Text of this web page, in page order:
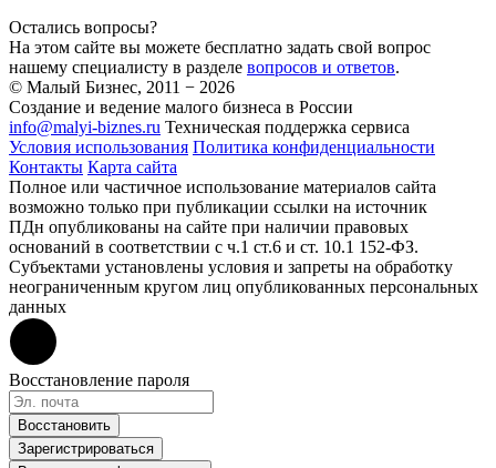
Остались вопросы?
На этом сайте вы можете бесплатно задать свой вопрос
нашему специалисту в разделе вопросов и ответов.
© Малый Бизнес, 2011 − 2026
Создание и ведение малого бизнеса в России
info@malyi-biznes.ru Техническая поддержка сервиса
Условия использования Политика конфиденциальности
Контакты Карта сайта
Полное или частичное использование материалов сайта
возможно только при публикации ссылки на источник
ПДн опубликованы на сайте при наличии правовых
оснований в соответствии с ч.1 ст.6 и ст. 10.1 152-ФЗ.
Субъектами установлены условия и запреты на обработку
неограниченным кругом лиц опубликованных персональных
данных
Восстановление пароля
Восстановить
Зарегистрироваться